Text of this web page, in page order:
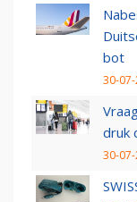
bot
30-
druk
30-